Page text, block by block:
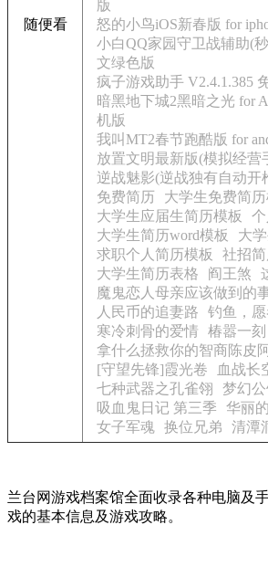
随便看
版
怒的小鸟iOS新春版 for
小白QQ家园守卫战辅助(
文绿色版
疯子游戏助手 V2.4.1.385
暗黑地下城2黑暗之光 for
机版
我叫MT2春节跑酷版 for
放置文明最新版(模拟经营
逆战魅影(逆战独有自动开
免费简历
大学生免费简历
大学生应届生简历模板
大学生简历word模板
大
求职个人简历模板
社招
大学生简历表格
阎王煞
魔鬼恋人母亲应该做到的
人民币的追妻路
钓鱼，
寒冷刺骨的爱情
椿嚣一刻
拿什么拯救你的智商陈皮
[守望先锋]霞光卷
血战长
七种武器之孔雀翎
梦幻
吸血鬼日记 第三季
华丽
女子军魂
换位兄弟 清潭
兰台网游戏档案馆全面收录各种电脑及
戏的基本信息及游戏攻略。